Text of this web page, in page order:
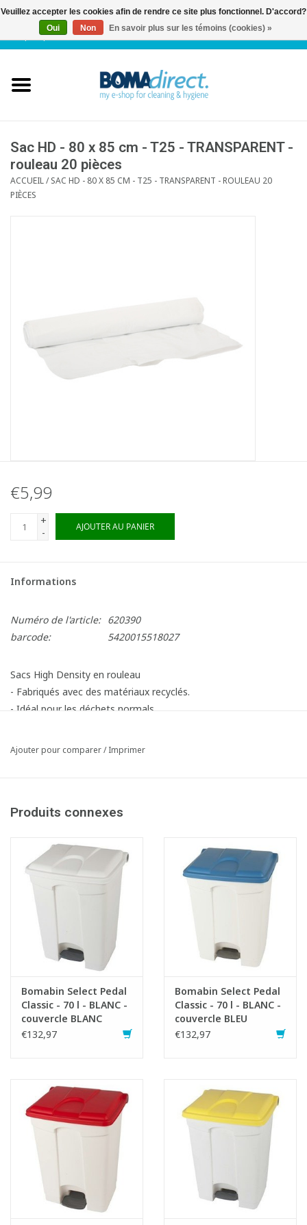
FR| 0 Articles
Service client
Blog
Sac HD - 80 x 85 cm - T25 - TRANSPARENT -
rouleau 20 pièces
ACCUEIL/SAC HD - 80 X 85 CM - T25 - TRANSPARENT - ROULEAU 20
PIÈCES
€5,99
+
-
AJOUTER AU PANIER
Informations
Numéro de l'article: 620390
barcode:
5420015518027
Sacs High Density en rouleau
- Fabriqués avec des matériaux recyclés.
- Idéal pour les déchets normals.
Fiche produit
Ajouter pour comparer/Imprimer
Produits connexes
Bomabin Select Pedal
Classic - 70 l - BLANC -
couvercle BLANC
€132,97
Bomabin Select Pedal
Classic - 70 l - BLANC -
couvercle BLEU
€132,97
Veuillez accepter les cookies afin de rendre ce site plus fonctionnel. D'accord?
Oui
Non En savoir plus sur les témoins (cookies) »